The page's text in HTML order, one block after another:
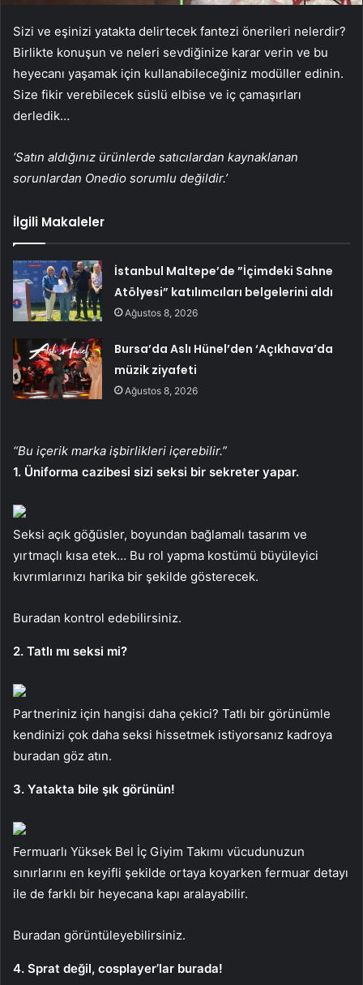
Sizi ve eşinizi yatakta delirtecek fantezi önerileri nelerdir?
Birlikte konuşun ve neleri sevdiğinize karar verin ve bu
heyecanı yaşamak için kullanabileceğiniz modüller edinin.
Size fikir verebilecek süslü elbise ve iç çamaşırları
derledik…
‘Satın aldığınız ürünlerde satıcılardan kaynaklanan
sorunlardan Onedio sorumlu değildir.’
İlgili Makaleler
İstanbul Maltepe’de ”İçimdeki Sahne
Atölyesi” katılımcıları belgelerini aldı
Ağustos 8, 2026
Bursa’da Aslı Hünel’den ‘Açıkhava’da
müzik ziyafeti
Ağustos 8, 2026
“Bu içerik marka işbirlikleri içerebilir.”
1. Üniforma cazibesi sizi seksi bir sekreter yapar.
Seksi açık göğüsler, boyundan bağlamalı tasarım ve
yırtmaçlı kısa etek… Bu rol yapma kostümü büyüleyici
kıvrımlarınızı harika bir şekilde gösterecek.
Buradan kontrol edebilirsiniz.
2. Tatlı mı seksi mi?
Partneriniz için hangisi daha çekici? Tatlı bir görünümle
kendinizi çok daha seksi hissetmek istiyorsanız kadroya
buradan göz atın.
3. Yatakta bile şık görünün!
Fermuarlı Yüksek Bel İç Giyim Takımı vücudunuzun
sınırlarını en keyifli şekilde ortaya koyarken fermuar detayı
ile de farklı bir heyecana kapı aralayabilir.
Buradan görüntüleyebilirsiniz.
4. Sprat değil, cosplayer’lar burada!